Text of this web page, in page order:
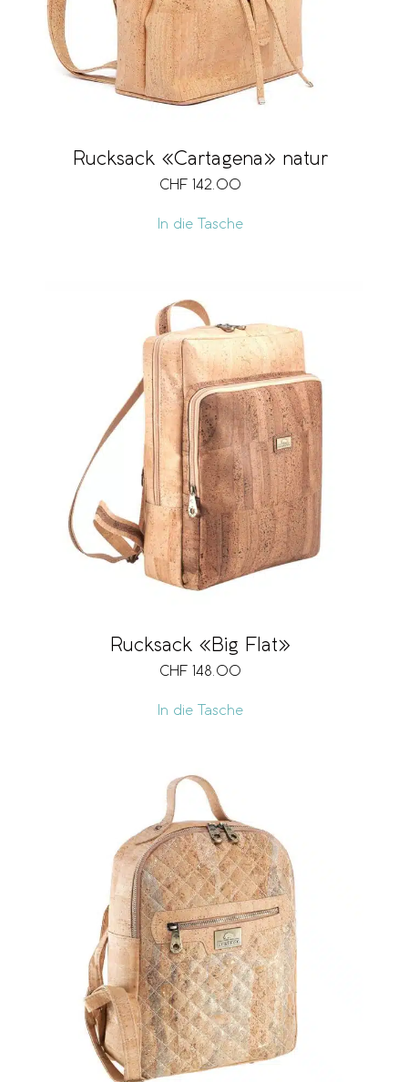
Rucksack «Cartagena» natur
CHF 142.00
In die Tasche
Rucksack «Big Flat»
CHF 148.00
In die Tasche